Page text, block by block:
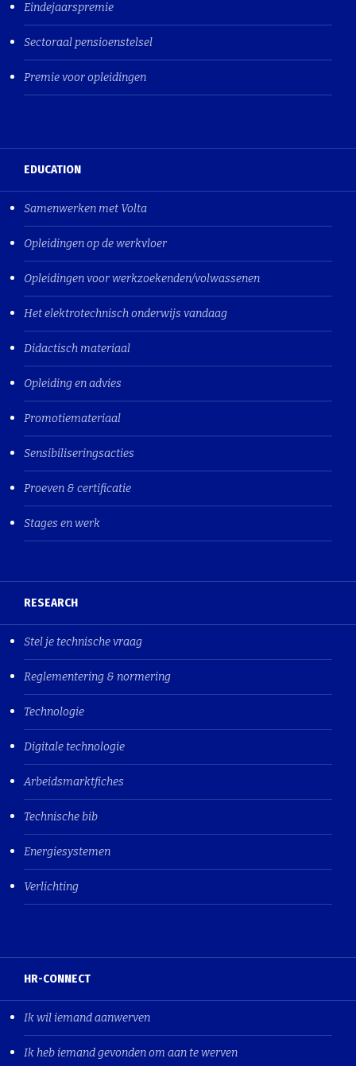
Eindejaarspremie
Sectoraal pensioenstelsel
Premie voor opleidingen
EDUCATION
Samenwerken met Volta
Opleidingen op de werkvloer
Opleidingen voor werkzoekenden/volwassenen
Het elektrotechnisch onderwijs vandaag
Didactisch materiaal
Opleiding en advies
Promotiemateriaal
Sensibiliseringsacties
Proeven & certificatie
Stages en werk
RESEARCH
Stel je technische vraag
Reglementering & normering
Technologie
Digitale technologie
Arbeidsmarktfiches
Technische bib
Energiesystemen
Verlichting
HR-CONNECT
Ik wil iemand aanwerven
Ik heb iemand gevonden om aan te werven